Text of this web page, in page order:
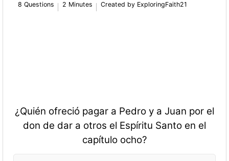
8 Questions 2 Minutes Created by ExploringFaith21
¿Quién ofreció pagar a Pedro y a Juan por el
don de dar a otros el Espíritu Santo en el
capítulo ocho?